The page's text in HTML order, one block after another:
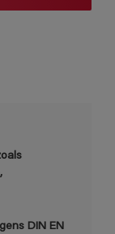
DIN EN